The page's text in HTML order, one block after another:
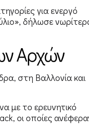
για ενεργό
δήλωσε
Αρχών
στη Βαλλονία και
με το ερευνητικό
οι οποίες